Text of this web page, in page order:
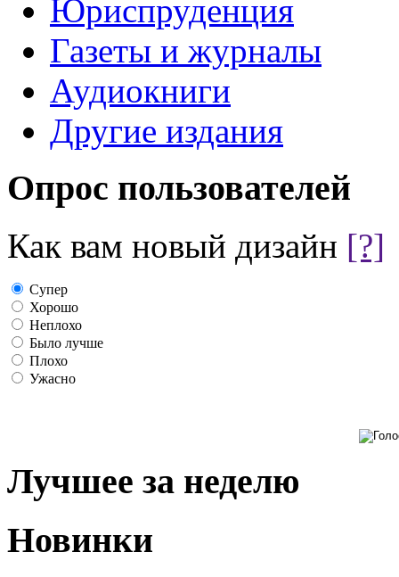
Юриспруденция
Газеты и журналы
Аудиокниги
Другие издания
Опрос пользователей
Как вам новый дизайн [?]
Супер
Хорошо
Неплохо
Было лучше
Плохо
Ужасно
Лучшее за неделю
Новинки